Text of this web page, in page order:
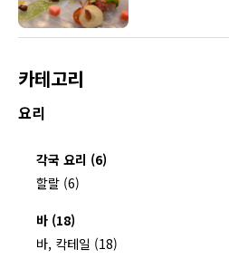
카테고리
요리
각국 요리 (6)
할랄 (6)
바 (18)
바, 칵테일 (18)